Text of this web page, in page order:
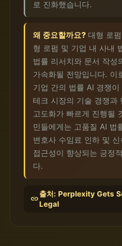
로 진화했습니다.
왜 중요할까요? 대형 로
형 로펌 및 기업 내 사내
법률 리서치와 문서 작성
가속화될 전망입니다. 이
기업 간의 법률 AI 경쟁
테크 시장의 기술 경쟁과
고도화가 빠르게 진행될
민들에게는 고품질 AI 법
변호사 수임료 인하 및
접근성이 향상되는 긍정
다.
link출처: Perplexity Gets
Legal